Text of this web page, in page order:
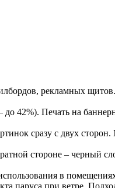
рекламных
42%). Печать на
сразу с двух
стороне – черный
в
паруса при ветре.